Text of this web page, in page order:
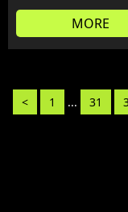
MORE
< 1 ... 31